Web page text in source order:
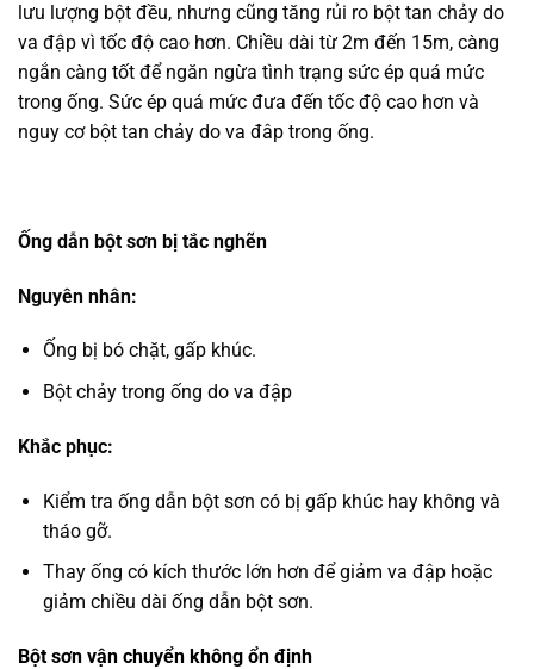
lưu lượng bột đều, nhưng cũng tăng rủi ro bột tan chảy do
va đập vì tốc độ cao hơn. Chiều dài từ 2m đến 15m, càng
ngắn càng tốt để ngăn ngừa tình trạng sức ép quá mức
trong ống. Sức ép quá mức đưa đến tốc độ cao hơn và
nguy cơ bột tan chảy do va đâp trong ống.
Ống dẫn bột sơn bị tắc nghẽn
Nguyên nhân:
Ống bị bó chặt, gấp khúc.
Bột chảy trong ống do va đập
Khắc phục:
Kiểm tra ống dẫn bột sơn có bị gấp khúc hay không và
tháo gỡ.
Thay ống có kích thước lớn hơn để giảm va đập hoặc
giảm chiều dài ống dẫn bột sơn.
Bột sơn vận chuyển không ổn định